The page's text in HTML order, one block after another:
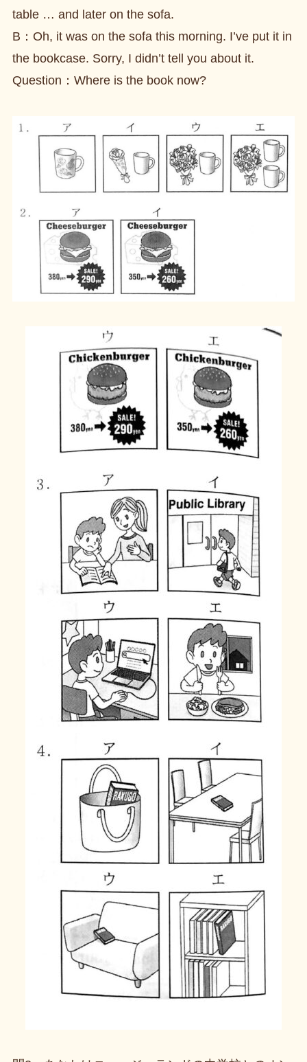
table … and later on the sofa.
B：Oh, it was on the sofa this morning. I’ve put it in
the bookcase. Sorry, I didn’t tell you about it.
Question：Where is the book now?